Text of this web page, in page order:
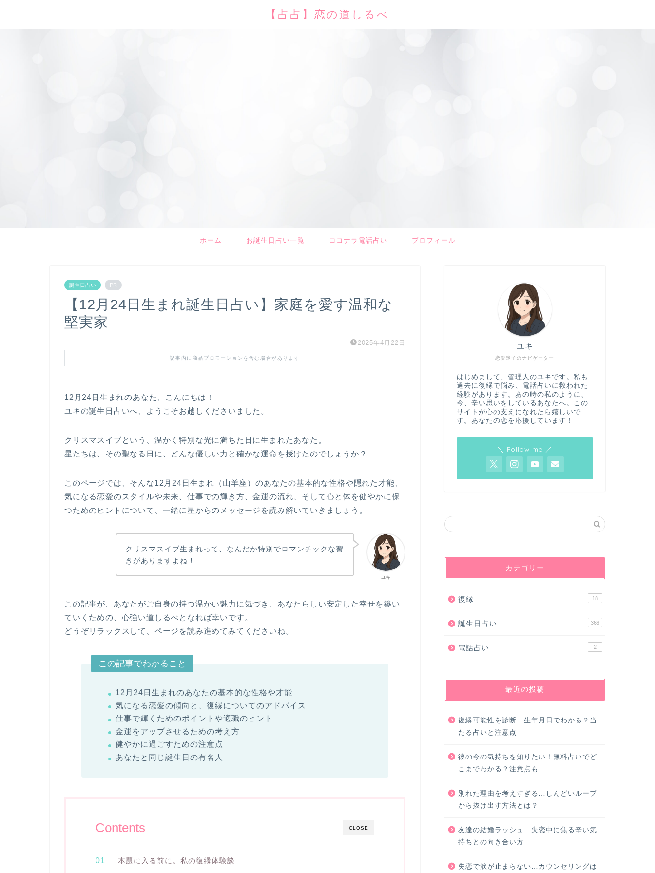
【占占】恋の道しるべ
ホーム お誕生日占い一覧 ココナラ電話占い プロフィール
誕生日占い PR
【12月24日生まれ誕生日占い】家庭を愛す温和な
堅実家
2025年4月22日
記事内に商品プロモーションを含む場合があります
12月24日生まれのあなた、こんにちは！
ユキの誕生日占いへ、ようこそお越しくださいました。
クリスマスイブという、温かく特別な光に満ちた日に生まれたあなた。
星たちは、その聖なる日に、どんな優しい力と確かな運命を授けたのでしょうか？
このページでは、そんな12月24日生まれ（山羊座）のあなたの基本的な性格や隠れた才能、
気になる恋愛のスタイルや未来、仕事での輝き方、金運の流れ、そして心と体を健やかに保
つためのヒントについて、一緒に星からのメッセージを読み解いていきましょう。
ユキ
クリスマスイブ生まれって、なんだか特別でロマンチックな響
きがありますよね！
この記事が、あなたがご自身の持つ温かい魅力に気づき、あなたらしい安定した幸せを築い
ていくための、心強い道しるべとなれば幸いです。
どうぞリラックスして、ページを読み進めてみてくださいね。
この記事でわかること
12月24日生まれのあなたの基本的な性格や才能
気になる恋愛の傾向と、復縁についてのアドバイス
仕事で輝くためのポイントや適職のヒント
金運をアップさせるための考え方
健やかに過ごすための注意点
あなたと同じ誕生日の有名人
CLOSE
Contents
本題に入る前に。私の復縁体験談
恋愛迷子のナビゲーター
ユキ
はじめまして、管理人のユキです。私も
過去に復縁で悩み、電話占いに救われた
経験があります。あの時の私のように、
今、辛い思いをしているあなたへ。この
サイトが心の支えになれたら嬉しいで
す。あなたの恋を応援しています！
＼ Follow me ／
カテゴリー
復縁 18
誕生日占い 366
電話占い 2
最近の投稿
復縁可能性を診断！生年月日でわかる？当
たる占いと注意点
彼の今の気持ちを知りたい！無料占いでど
こまでわかる？注意点も
別れた理由を考えすぎる…しんどいループ
から抜け出す方法とは？
友達の結婚ラッシュ…失恋中に焦る辛い気
持ちとの向き合い方
失恋で涙が止まらない…カウンセリングは